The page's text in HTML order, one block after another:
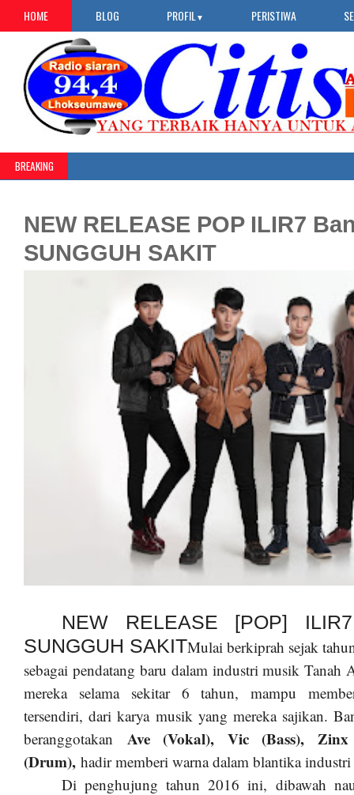
HOME BLOG PROFIL ▼ PERISTIWA
BREAKING
NEW RELEASE POP ILIR7
SUNGGUH SAKIT
NEW RELEASE [POP]
SUNGGUH SAKITMulai berkiprah sejak
sebagai pendatang baru dalam industri musik Tanah
mereka selama sekitar 6 tahun, mampu
tersendiri, dari karya musik yang mereka sajikan.
beranggotakan Ave (Vokal), Vic (Bass),
(Drum), hadir memberi warna dalam blantika
Di penghujung tahun 2016 ini, dibawah